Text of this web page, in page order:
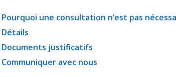
Pourquoi une consultation n’est pas
Détails
Documents justificatifs
Communiquer avec nous